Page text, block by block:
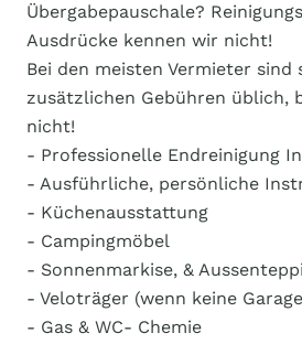
Übergabepauschale?
Ausdrücke kennen wir nicht!
Bei den meisten Vermieter sind
zusätzlichen Gebühren üblich,
nicht!
- Professionelle Endreinigung
- Ausführliche, persönliche
- Küchenausstattung
- Campingmöbel
- Sonnenmarkise, &
- Veloträger (wenn keine
- Gas & WC- Chemie